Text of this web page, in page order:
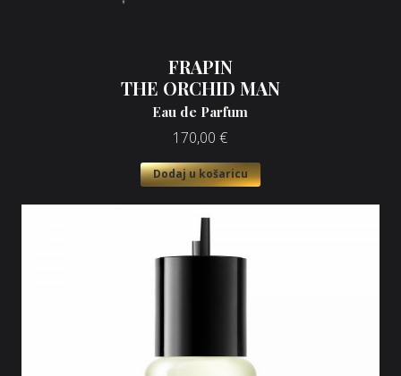
FRAPIN
THE ORCHID MAN
Eau de Parfum
170,00 €
Dodaj u košaricu